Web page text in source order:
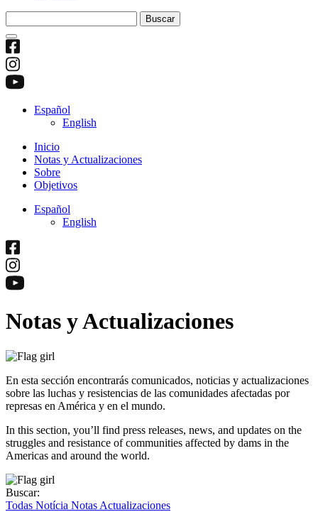
Español
English
Inicio
Notas y Actualizaciones
Sobre
Objetivos
Español
English
Notas y Actualizaciones
En esta sección encontrarás comunicados, noticias y actualizaciones
sobre las luchas y resistencias de las comunidades afectadas por
represas en América y en el mundo.
In this section, you’ll find press releases, news, and updates on the
struggles and resistance of communities affected by dams in the
Americas and around the world.
Buscar:
Todas Notícia Notas Actualizaciones